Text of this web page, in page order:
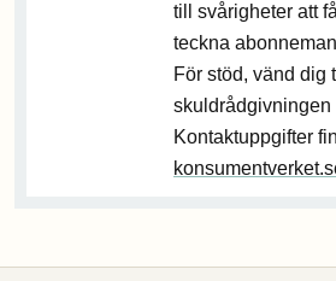
till svårigheter att
teckna
För stöd, vänd dig
skuldrådgivningen
Kontaktuppgifter